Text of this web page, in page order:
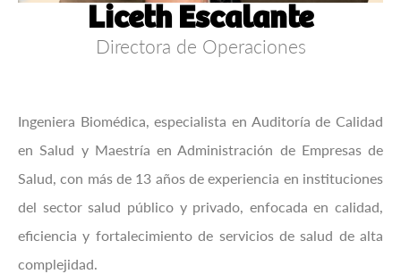
Liceth Escalante
Directora de Operaciones
Ingeniera Biomédica, especialista en Auditoría de Calidad
en Salud y Maestría en Administración de Empresas de
Salud, con más de 13 años de experiencia en instituciones
del sector salud público y privado, enfocada en calidad,
eficiencia y fortalecimiento de servicios de salud de alta
complejidad.